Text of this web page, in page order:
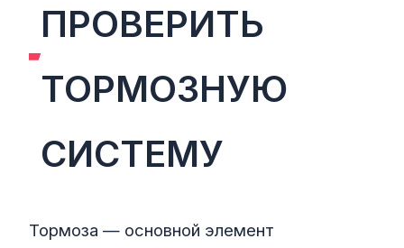
ПРОВЕРИТЬ
ТОРМОЗНУЮ
СИСТЕМУ
Тормоза — основной элемент